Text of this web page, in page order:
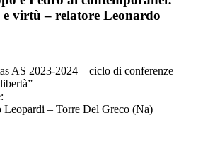
virtù – relatore Leonardo
AS 2023-2024 – ciclo di conferenze
– Torre Del Greco (Na)